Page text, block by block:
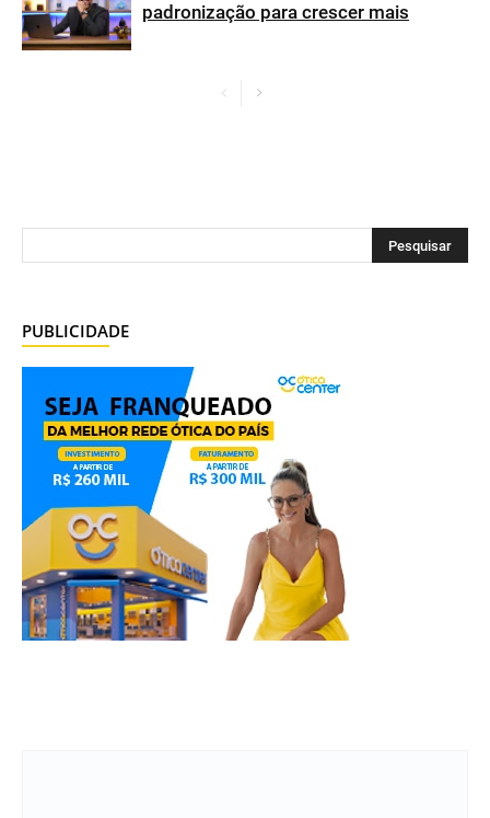
padronização para crescer mais
PUBLICIDADE